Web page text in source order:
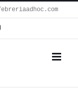
YouTube